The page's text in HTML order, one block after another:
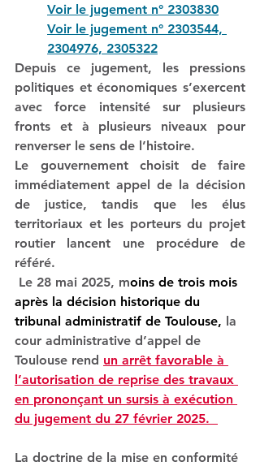
Voir le jugement n° 2303830
Voir le jugement n° 2303544,
2304976, 2305322
Depuis ce jugement, les pressions
politiques et économiques s’exercent
avec force intensité sur plusieurs
fronts et à plusieurs niveaux pour
renverser le sens de l’histoire.
Le gouvernement choisit de faire
immédiatement appel de la décision
de justice, tandis que les élus
territoriaux et les porteurs du projet
routier lancent une procédure de
référé.
Le 28 mai 2025, moins de trois mois
après la décision historique du
tribunal administratif de Toulouse, la
cour administrative d’appel de
Toulouse rend un arrêt favorable à
l’autorisation de reprise des travaux
en prononçant un sursis à exécution
du jugement du 27 février 2025.
La doctrine de la mise en conformité